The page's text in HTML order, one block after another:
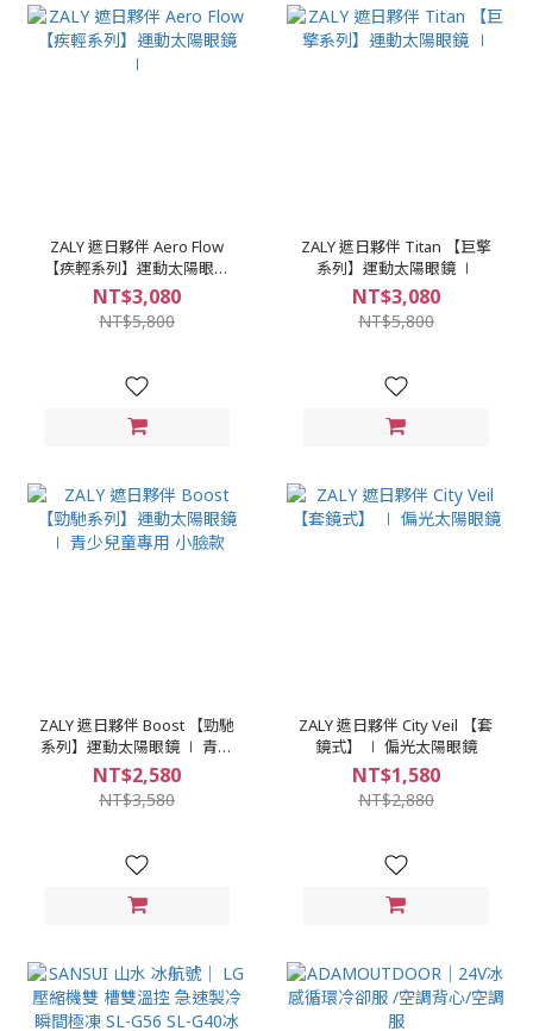
ZALY 遮日夥伴 Aero Flow
【疾輕系列】運動太陽眼鏡
∣
NT$3,080
NT$5,800
ZALY 遮日夥伴 Titan 【巨擎
系列】運動太陽眼鏡 ∣
NT$3,080
NT$5,800
ZALY 遮日夥伴 Boost 【勁馳
系列】運動太陽眼鏡 ∣ 青少
兒童專用 小臉款
NT$2,580
NT$3,580
ZALY 遮日夥伴 City Veil 【套
鏡式】 ∣ 偏光太陽眼鏡
NT$1,580
NT$2,880